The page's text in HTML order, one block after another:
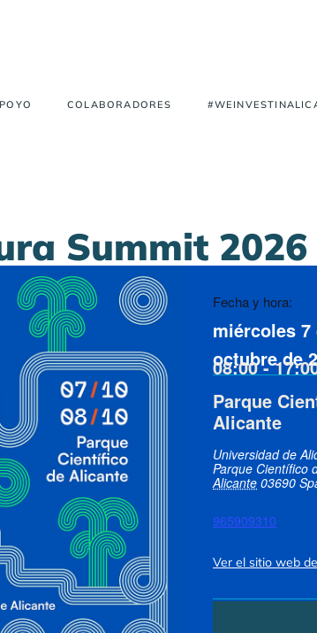
COLABORADORES
Summit 2026
Fecha y hora:
miércoles 7
octubre de
08:00 -
Parque
Alicante
Universidad de
Parque Científico
Alicante 03690
965909310
Ver el sitio web